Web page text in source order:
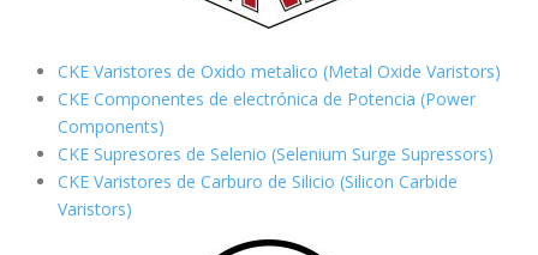
CKE Varistores de Oxido metalico (Metal Oxide Varistors)
CKE Componentes de electrónica de Potencia (Power
Components)
CKE Supresores de Selenio (Selenium Surge Supressors)
CKE Varistores de Carburo de Silicio (Silicon Carbide
Varistors)